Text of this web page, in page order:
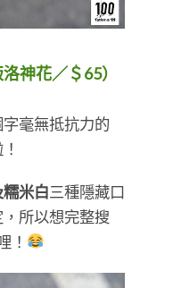
神花／＄65）
毫無抵抗力的
米白三種隱藏口
所以想完整搜
！